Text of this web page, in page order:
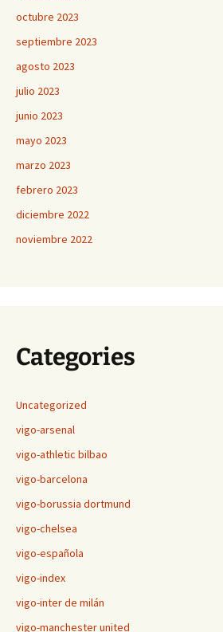
octubre 2023
septiembre 2023
agosto 2023
julio 2023
junio 2023
mayo 2023
marzo 2023
febrero 2023
diciembre 2022
noviembre 2022
Categories
Uncategorized
vigo-arsenal
vigo-athletic bilbao
vigo-barcelona
vigo-borussia dortmund
vigo-chelsea
vigo-española
vigo-index
vigo-inter de milán
vigo-manchester united